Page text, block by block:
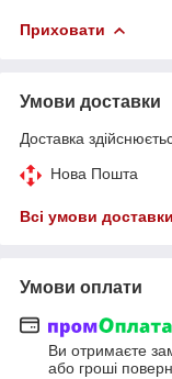
Приховати
Умови доставки
Доставка
Нова Пошта
Всі умови доставки
Умови оплати
Ви отримаєте
або гроші